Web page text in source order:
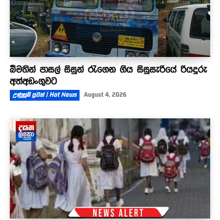
බීමතින් පාසල් සිසුන් රැගෙන ගිය සිසුසැරියේ රියදුරු
අත්අඩංගුවට
උණුසුම් පුවත් | Hot News August 4, 2026